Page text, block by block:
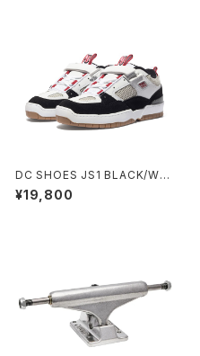
DC SHOES JS1 BLACK/WHI
TE/RED
¥19,800